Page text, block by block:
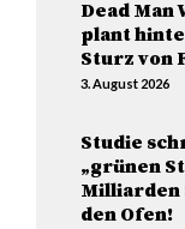
Dead Man
plant
Sturz von
3. August 2026
Studie
„grünen
den Ofen!